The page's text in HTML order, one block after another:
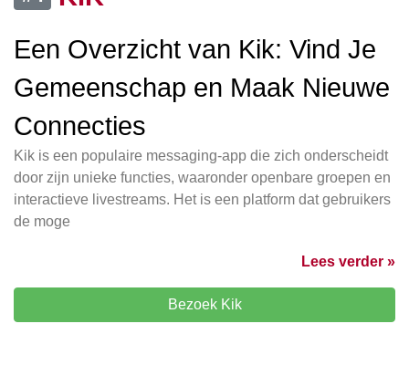
Een Overzicht van Kik: Vind Je
Gemeenschap en Maak Nieuwe
Connecties
Kik is een populaire messaging-app die zich onderscheidt
door zijn unieke functies, waaronder openbare groepen en
interactieve livestreams. Het is een platform dat gebruikers
de moge
Lees verder »
Bezoek Kik